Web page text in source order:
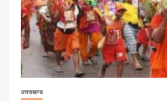
उत्तराखण्ड